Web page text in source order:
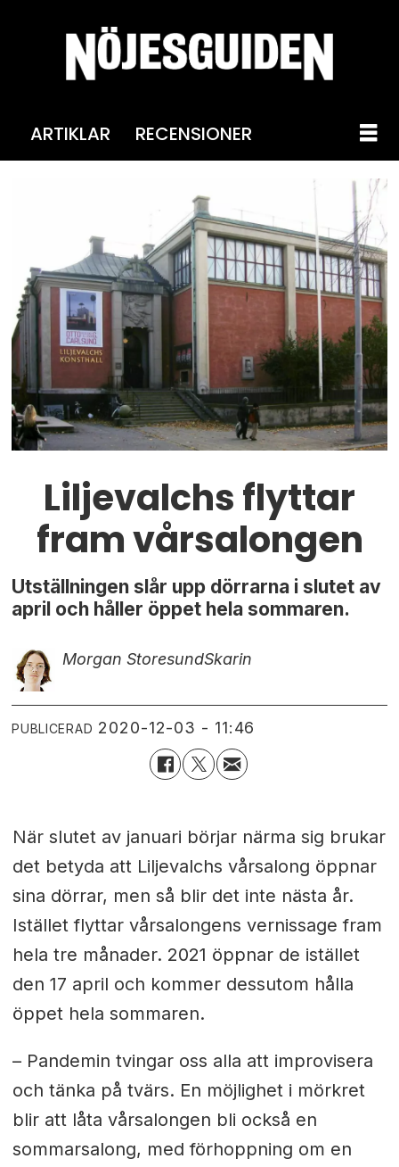
ARTIKLAR RECENSIONER
Liljevalchs flyttar
fram vårsalongen
Utställningen slår upp dörrarna i slutet av
april och håller öppet hela sommaren.
Morgan StoresundSkarin
PUBLICERAD 2020-12-03 - 11:46
När slutet av januari börjar närma sig brukar
det betyda att Liljevalchs vårsalong öppnar
sina dörrar, men så blir det inte nästa år.
Istället flyttar vårsalongens vernissage fram
hela tre månader. 2021 öppnar de istället
den 17 april och kommer dessutom hålla
öppet hela sommaren.
– Pandemin tvingar oss alla att improvisera
och tänka på tvärs. En möjlighet i mörkret
blir att låta vårsalongen bli också en
sommarsalong, med förhoppning om en